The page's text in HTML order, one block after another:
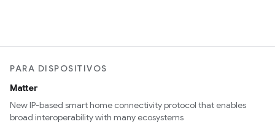
PARA DISPOSITIVOS
Matter
New IP-based smart home connectivity protocol that enables
broad interoperability with many ecosystems